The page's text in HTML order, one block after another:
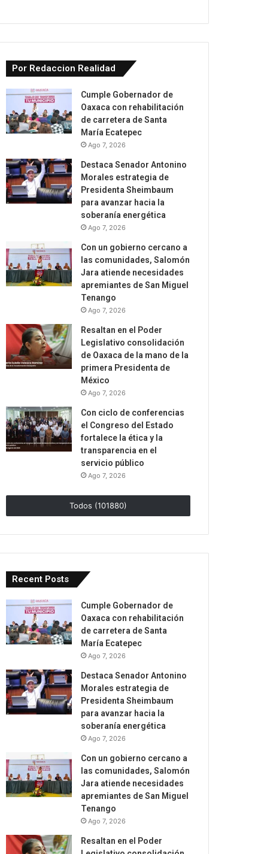
Por Redaccion Realidad
Cumple Gobernador de
Oaxaca con rehabilitación
de carretera de Santa
María Ecatepec
Ago 7, 2026
Destaca Senador Antonino
Morales estrategia de
Presidenta Sheimbaum
para avanzar hacia la
soberanía energética
Ago 7, 2026
Con un gobierno cercano a
las comunidades, Salomón
Jara atiende necesidades
apremiantes de San Miguel
Tenango
Ago 7, 2026
Resaltan en el Poder
Legislativo consolidación
de Oaxaca de la mano de la
primera Presidenta de
México
Ago 7, 2026
Con ciclo de conferencias
el Congreso del Estado
fortalece la ética y la
transparencia en el
servicio público
Ago 7, 2026
Todos (101880)
Recent Posts
Cumple Gobernador de
Oaxaca con rehabilitación
de carretera de Santa
María Ecatepec
Ago 7, 2026
Destaca Senador Antonino
Morales estrategia de
Presidenta Sheimbaum
para avanzar hacia la
soberanía energética
Ago 7, 2026
Con un gobierno cercano a
las comunidades, Salomón
Jara atiende necesidades
apremiantes de San Miguel
Tenango
Ago 7, 2026
Resaltan en el Poder